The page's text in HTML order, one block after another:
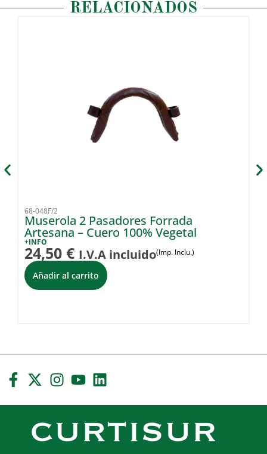
RELACIONADOS
68-048F/2
Muserola 2 Pasadores Forrada
Artesana – Cuero 100% Vegetal
+INFO
24,50 € I.V.A incluido(Imp. Inclu.)
Añadir al carrito